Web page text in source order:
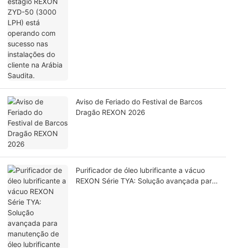
Aviso de Feriado do Festival de Barcos
Dragão REXON 2026
Purificador de óleo lubrificante a vácuo
REXON Série TYA: Solução avançada para